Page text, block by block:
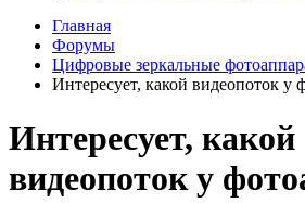
Главная
Форумы
Цифровые зеркальные
Интересует, какой видеопоток у
Интересует, какой
видеопоток у